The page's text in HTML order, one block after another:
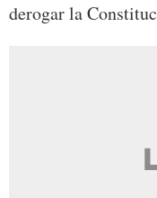
derogar la